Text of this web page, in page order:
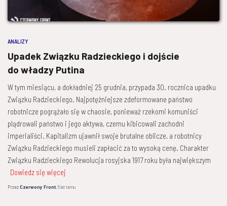
ANALIZY
Upadek Związku Radzieckiego i dojście
do władzy Putina
W tym miesiącu, a dokładniej 25 grudnia, przypada 30. rocznica upadku
Związku Radzieckiego. Najpotężniejsze zdeformowane państwo
robotnicze pogrążało się w chaosie, ponieważ rzekomi komuniści
plądrowali państwo i jego aktywa, czemu kibicowali zachodni
imperialiści. Kapitalizm ujawnił swoje brutalne oblicze, a robotnicy
Związku Radzieckiego musieli zapłacić za to wysoką cenę. Charakter
Związku Radzieckiego Rewolucja rosyjska 1917 roku była największym
Dowiedz się więcej
PrzezCzerwony Front,5 lattemu